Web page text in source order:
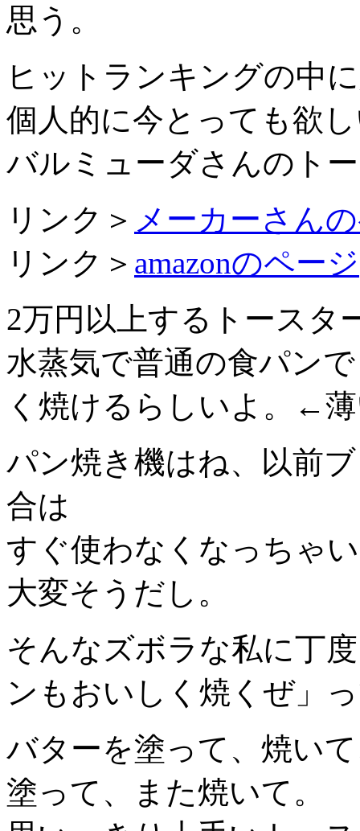
思う。
ヒットランキングの中
個人的に今とっても欲
バルミューダさんのト
リンク＞ メーカーさん
リンク＞ amazonのページ
2万円以上するトースタ
水蒸気で普通の食パン
く焼けるらしいよ。←
パン焼き機はね、以前
合は
すぐ使わなくなっちゃ
大変そうだし。
そんなズボラな私に丁
ンもおいしく焼くぜ」
バターを塗って、焼い
塗って、また焼いて。